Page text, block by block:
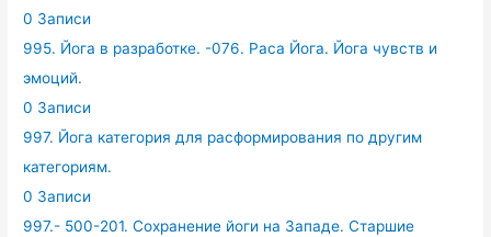
0 Записи
995. Йога в разработке. -076. Раса Йога. Йога чувств и
эмоций.
0 Записи
997. Йога категория для расформирования по другим
категориям.
0 Записи
997.- 500-201. Сохранение йоги на Западе. Старшие